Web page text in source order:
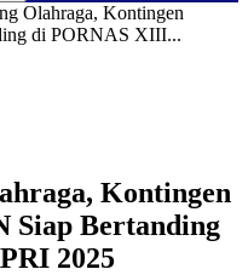
Olahraga, Kontingen
di PORNAS XIII...
Kontingen
Siap Bertanding
2025